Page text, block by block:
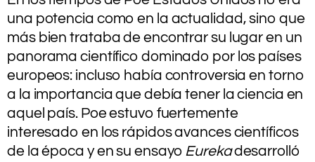
una potencia como en la actualidad, sino que
más bien trataba de encontrar su lugar en un
panorama científico dominado por los países
europeos: incluso había controversia en torno
a la importancia que debía tener la ciencia en
aquel país. Poe estuvo fuertemente
interesado en los rápidos avances científicos
de la época y en su ensayo Eurekadesarrolló